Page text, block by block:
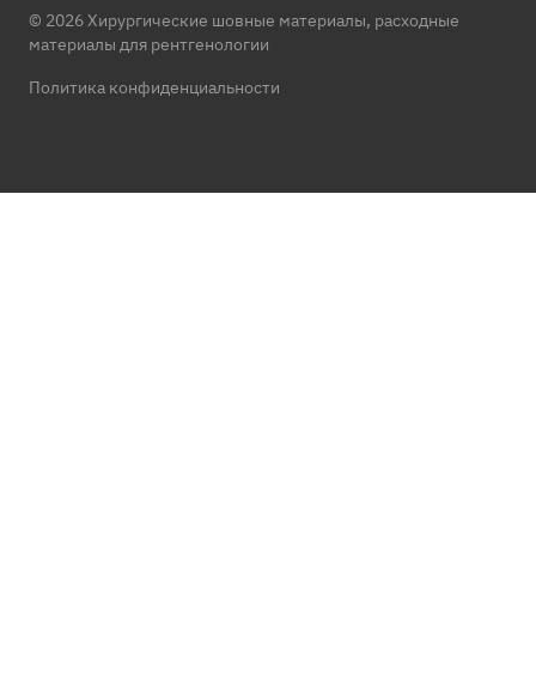
© 2026 Хирургические шовные материалы, расходные
материалы для рентгенологии
Политика конфиденциальности